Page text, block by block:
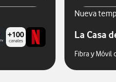
Nueva
La
Fibra y Móvil